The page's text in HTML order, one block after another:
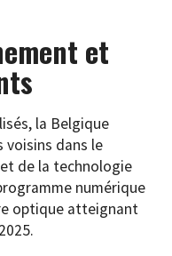
et
la Belgique
voisins dans le
de la technologie
numérique
optique atteignant